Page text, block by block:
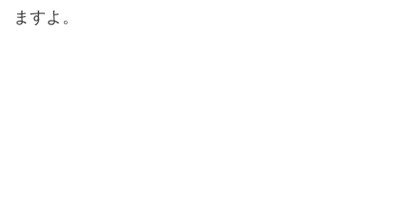
ますよ。